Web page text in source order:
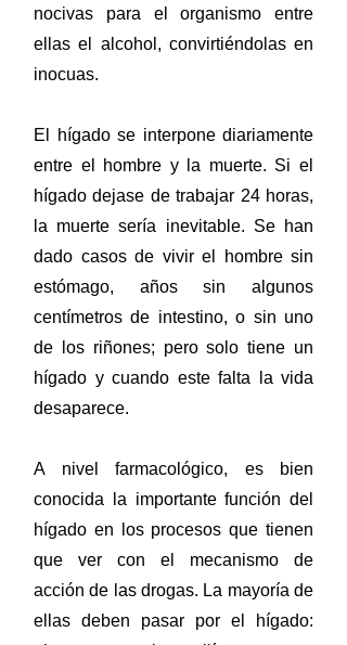
nocivas para el organismo entre
ellas el alcohol, convirtiéndolas en
inocuas.
El hígado se interpone diariamente
entre el hombre y la muerte. Si el
hígado dejase de trabajar 24 horas,
la muerte sería inevitable. Se han
dado casos de vivir el hombre sin
estómago, años sin algunos
centímetros de intestino, o sin uno
de los riñones; pero solo tiene un
hígado y cuando este falta la vida
desaparece.
A nivel farmacológico, es bien
conocida la importante función del
hígado en los procesos que tienen
que ver con el mecanismo de
acción de las drogas. La mayoría de
ellas deben pasar por el hígado: